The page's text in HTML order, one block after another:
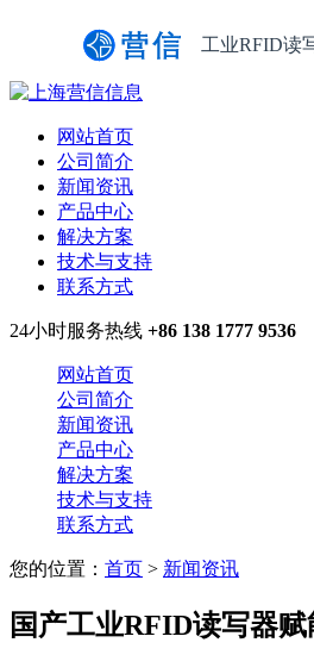
工业RFID读
网站首页
公司简介
新闻资讯
产品中心
解决方案
技术与支持
联系方式
24小时服务热线 +86 138 1777 9536
网站首页
公司简介
新闻资讯
产品中心
解决方案
技术与支持
联系方式
您的位置： 首页 > 新闻资讯
国产工业RFID读写器